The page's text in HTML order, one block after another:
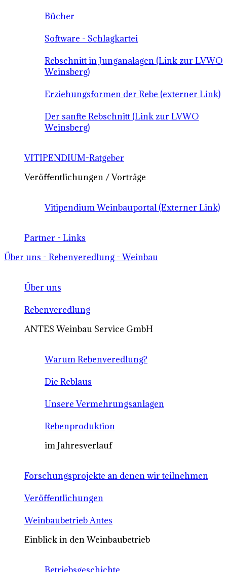
Bücher
Software - Schlagkartei
Rebschnitt in Junganalagen (Link zur LVWO
Weinsberg)
Erziehungsformen der Rebe (externer Link)
Der sanfte Rebschnitt (Link zur LVWO
Weinsberg)
VITIPENDIUM-Ratgeber
Veröffentlichungen / Vorträge
Vitipendium Weinbauportal (Externer Link)
Partner - Links
Über uns - Rebenveredlung - Weinbau
Über uns
Rebenveredlung
ANTES Weinbau Service GmbH
Warum Rebenveredlung?
Die Reblaus
Unsere Vermehrungsanlagen
Rebenproduktion
im Jahresverlauf
Forschungsprojekte an denen wir teilnehmen
Veröffentlichungen
Weinbaubetrieb Antes
Einblick in den Weinbaubetrieb